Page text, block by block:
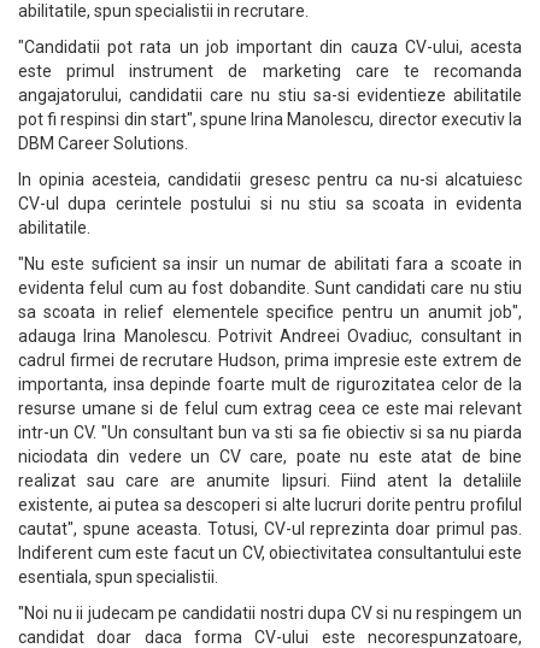
abilitatile, spun specialistii in recrutare.
"Candidatii pot rata un job important din cauza CV-ului, acesta
este primul instrument de marketing care te recomanda
angajatorului, candidatii care nu stiu sa-si evidentieze abilitatile
pot fi respinsi din start", spune Irina Manolescu, director executiv la
DBM Career Solutions.
In opinia acesteia, candidatii gresesc pentru ca nu-si alcatuiesc
CV-ul dupa cerintele postului si nu stiu sa scoata in evidenta
abilitatile.
"Nu este suficient sa insir un numar de abilitati fara a scoate in
evidenta felul cum au fost dobandite. Sunt candidati care nu stiu
sa scoata in relief elementele specifice pentru un anumit job",
adauga Irina Manolescu. Potrivit Andreei Ovadiuc, consultant in
cadrul firmei de recrutare Hudson, prima impresie este extrem de
importanta, insa depinde foarte mult de rigurozitatea celor de la
resurse umane si de felul cum extrag ceea ce este mai relevant
intr-un CV. "Un consultant bun va sti sa fie obiectiv si sa nu piarda
niciodata din vedere un CV care, poate nu este atat de bine
realizat sau care are anumite lipsuri. Fiind atent la detaliile
existente, ai putea sa descoperi si alte lucruri dorite pentru profilul
cautat", spune aceasta. Totusi, CV-ul reprezinta doar primul pas.
Indiferent cum este facut un CV, obiectivitatea consultantului este
esentiala, spun specialistii.
"Noi nu ii judecam pe candidatii nostri dupa CV si nu respingem un
candidat doar daca forma CV-ului este necorespunzatoare,